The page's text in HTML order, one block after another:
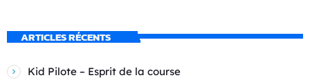
ARTICLES RÉCENTS
Kid Pilote – Esprit de la course